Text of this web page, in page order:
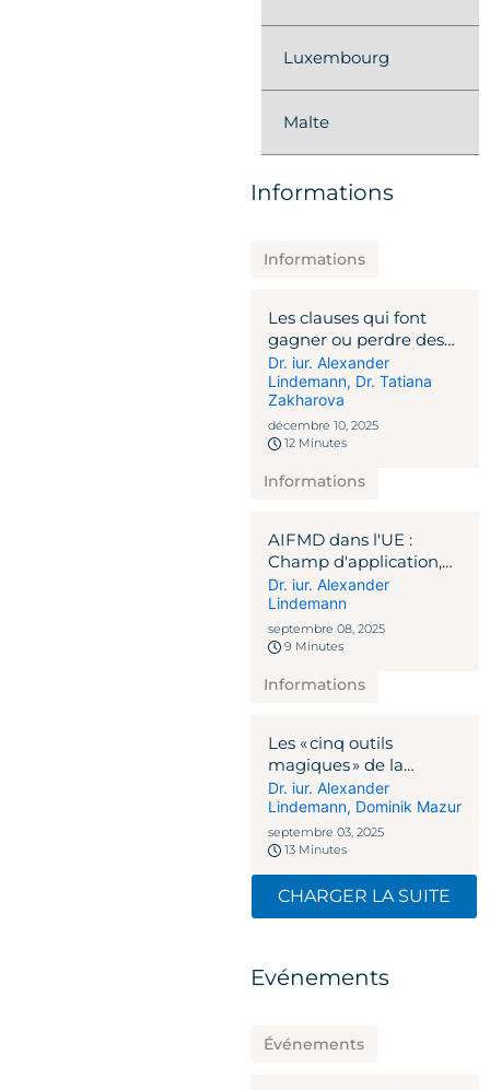
Luxembourg
Malte
Informations
Informations
Les clauses qui font
gagner ou perdre des
millions : Guide de
l'avocat sur les contrats
de capital-risque
Dr. iur. Alexander
Lindemann, Dr. Tatiana
Zakharova
décembre 10, 2025
12 Minutes
Informations
AIFMD dans l'UE :
Champ d'application,
conformité et
structures alternatives
Dr. iur. Alexander
Lindemann
septembre 08, 2025
9 Minutes
Informations
Les « cinq outils
magiques » de la
gestion de patrimoine
Dr. iur. Alexander
Lindemann, Dominik Mazur
septembre 03, 2025
13 Minutes
CHARGER LA SUITE
Evénements
Événements